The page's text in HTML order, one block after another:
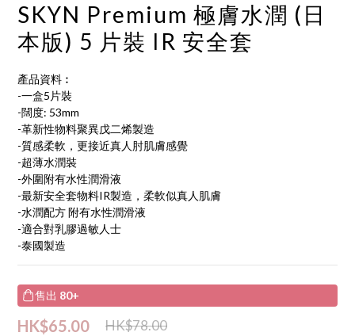
「保密出貨」（無店鋪資訊、一般紙箱）、隱私保護、加密付款、
立即註冊成為會員！
SKYN Premium 極膚水潤 (日
本版) 5 片裝 IR 安全套
產品資料︰
-一盒5片裝
-闊度: 53mm
-革新性物料聚異戊二烯製造
-質感柔軟，更接近真人肘肌膚感覺
-超薄水潤裝
-外圍附有水性潤滑液
-最新安全套物料IR製造，柔軟似真人肌膚
-水潤配方 附有水性潤滑液
-適合對乳膠過敏人士
-泰國製造
售出 80+
HK$65.00 HK$78.00